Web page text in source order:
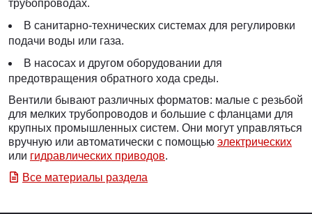
трубопроводах.
В санитарно-технических системах для регулировки
подачи воды или газа.
В насосах и другом оборудовании для
предотвращения обратного хода среды.
Вентили бывают различных форматов: малые с резьбой
для мелких трубопроводов и большие с фланцами для
крупных промышленных систем. Они могут управляться
вручную или автоматически с помощью электрических
или гидравлических приводов.
Все материалы раздела